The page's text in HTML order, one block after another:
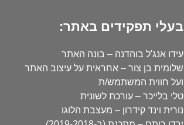
בעלי תפקידים באתר:
עידו אנג'ל בוהדנה – בונה האתר
שלומית בן צור – אחראית על עיצוב האתר
ועל חווית המשתמש/ת
טלי בלייכר – עורכת לשונית
נורית וינד קידרון – מעצבת הלוגו